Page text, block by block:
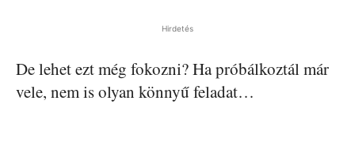
Hirdetés
De lehet ezt még fokozni? Ha próbálkoztál már
vele, nem is olyan könnyű feladat…